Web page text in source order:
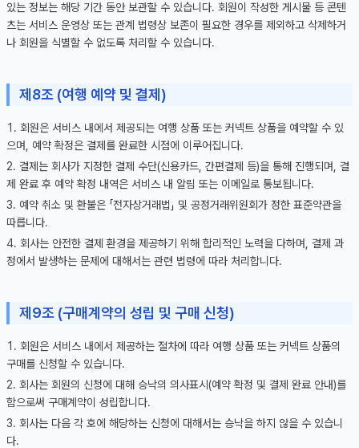
있는 정보는 해당 기간 동안 보관할 수 있습니다. 회원이 작성한 게시물 등 콘텐
츠는 서비스 운영상 또는 관계 법령상 보존이 필요한 경우를 제외하고 삭제하거
나 회원을 식별할 수 없도록 처리할 수 있습니다.
제8조 (여행 예약 및 결제)
회원은 서비스 내에서 제공되는 여행 상품 또는 커넥트 상품을 예약할 수 있
으며, 예약 확정은 결제를 완료한 시점에 이루어집니다.
결제는 회사가 지정한 결제 수단(신용카드, 간편결제 등)을 통해 진행되며, 결
제 완료 후 예약 확정 내역은 서비스 내 알림 또는 이메일로 통보됩니다.
예약 취소 및 환불은 「전자상거래법」 및 공정거래위원회가 정한 표준약관을
따릅니다.
회사는 안전한 결제 환경을 제공하기 위해 합리적인 노력을 다하며, 결제 과
정에서 발생하는 문제에 대해서는 관련 법령에 따라 처리합니다.
제9조 (구매계약의 성립 및 구매 신청)
회원은 서비스 내에서 제공하는 절차에 따라 여행 상품 또는 커넥트 상품의
구매를 신청할 수 있습니다.
회사는 회원의 신청에 대해 승낙의 의사표시(예약 확정 및 결제 완료 안내)를
함으로써 구매계약이 성립합니다.
회사는 다음 각 호에 해당하는 신청에 대해서는 승낙을 하지 않을 수 있습니
다.